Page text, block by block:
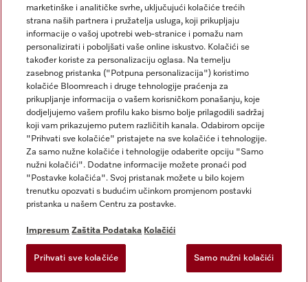
Impresum
Opći uvjeti
Zaštita podataka
Uvjeti Korištenja
Izjava o pristupačnosti
Zakon o digitalnim uslugama
Postavke kolačića
Miele na Instagramu
Miele na Facebooku
marketinške i analitičke svrhe, uključujući kolačiće trećih
strana naših partnera i pružatelja usluga, koji prikupljaju
informacije o vašoj upotrebi web-stranice i pomažu nam
personalizirati i poboljšati vaše online iskustvo. Kolačići se
također koriste za personalizaciju oglasa. Na temelju
zasebnog pristanka ("Potpuna personalizacija") koristimo
kolačiće Bloomreach i druge tehnologije praćenja za
prikupljanje informacija o vašem korisničkom ponašanju, koje
dodjeljujemo vašem profilu kako bismo bolje prilagodili sadržaj
koji vam prikazujemo putem različitih kanala. Odabirom opcije
"Prihvati sve kolačiće" pristajete na sve kolačiće i tehnologije.
Za samo nužne kolačiće i tehnologije odaberite opciju "Samo
nužni kolačići". Dodatne informacije možete pronaći pod
"Postavke kolačića". Svoj pristanak možete u bilo kojem
trenutku opozvati s budućim učinkom promjenom postavki
pristanka u našem Centru za postavke.
Impresum Zaštita Podataka Kolačići
Prihvati sve kolačiće Samo nužni kolačići